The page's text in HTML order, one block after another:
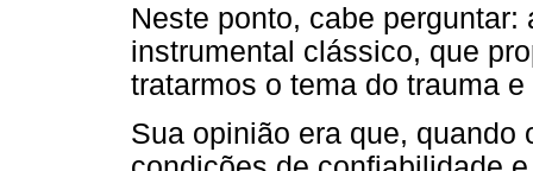
Neste ponto, cabe
instrumental clássico, que
tratarmos o tema do trauma
Sua opinião era que, quando